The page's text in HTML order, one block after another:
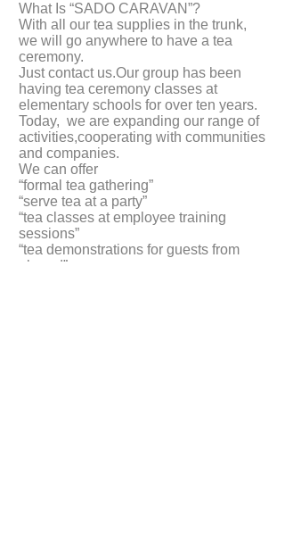
What Is “SADO CARAVAN”?
With all our tea supplies in the trunk,
we will go anywhere to have a tea
ceremony.
Just contact us.Our group has been
having tea ceremony classes at
elementary schools for over ten years.
Today, we are expanding our range of
activities,cooperating with communities
and companies.
We can offer
“formal tea gathering”
“serve tea at a party”
“tea classes at employee training
sessions”
“tea demonstrations for guests from
abroad”